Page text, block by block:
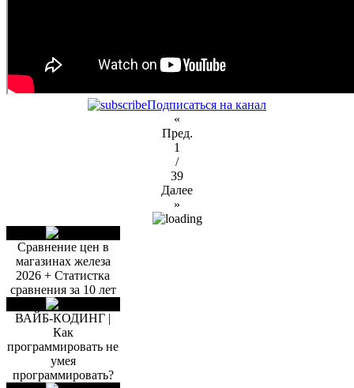
Подписаться на канал
«
Пред.
1
/
39
Далее
»
Сравнение цен в
магазинах железа
2026 + Статистка
сравнения за 10 лет
ВАЙБ-КОДИНГ |
Как
программировать не
умея
программировать?